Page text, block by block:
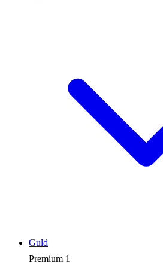
Premium 1
Guld